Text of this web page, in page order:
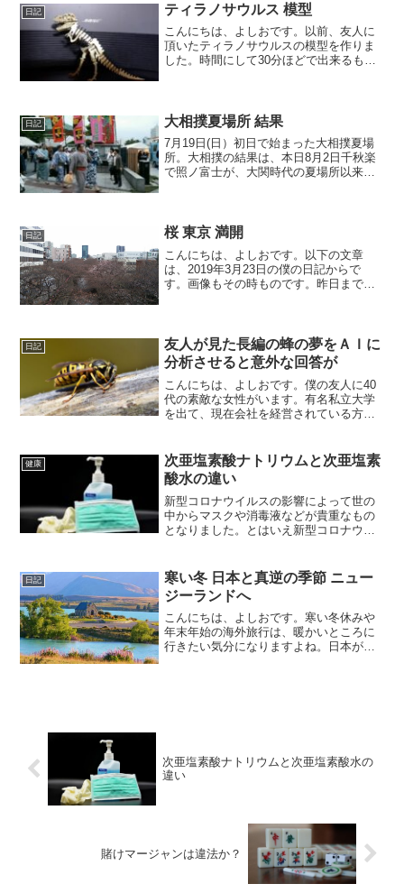
日記 ティラノサウルス 模型
こんにちは、よしおです。以前、友人に
頂いたティラノサウルスの模型を作りま
した。時間にして30分ほどで出来るもの
つひとつ接着剤で付け...
日記 大相撲夏場所 結果
7月19日(日）初日で始まった大相撲夏場
所。大相撲の結果は、本日8月2日千秋楽
で照ノ富士が、大関時代の夏場所以来の
ら序二段まで落ちて幕内まで戻ってきた
照ノ富士に注目していました。
日記 桜 東京 満開
こんにちは、よしおです。以下の文章
は、2019年3月23日の僕の日記からで
す。画像もその時ものです。昨日までの
いました。僕は、東...
日記
友人が見た長編の蜂の夢をＡＩに
分析させると意外な回答が
こんにちは、よしおです。僕の友人に40
代の素敵な女性がいます。有名私立大学
を出て、現在会社を経営されている方で
にお会いすると穏やかで優しい方です。
そしてひとつ変わってい...
健康
次亜塩素酸ナトリウムと次亜塩素
酸水の違い
新型コロナウイルスの影響によって世の
中からマスクや消毒液などが貴重なもの
となりました。とはいえ新型コロナウイ
ール消毒液をつかっていたけどアルコー
ル消毒液がどこにもない、そんな状況の
中で注目を集めたのが次亜塩素酸です。
日記
寒い冬 日本と真逆の季節 ニュー
ジーランドへ
こんにちは、よしおです。寒い冬休みや
年末年始の海外旅行は、暖かいところに
行きたい気分になりますよね。日本が寒
次亜塩素酸ナトリウムと次亜塩素酸水の
違い
賭けマージャンは違法か？